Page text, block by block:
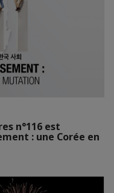
n°116 est
: une Corée en